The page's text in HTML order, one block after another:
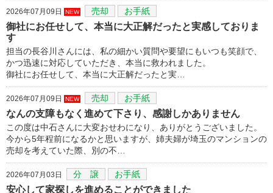
2026年07月09日 NEW 売却 お手紙
御社にお任せして、本当に大正解だったと実感しておりま
す
担当の長谷川さんには、私の細かい質問や要望にもいつも笑顔で、
かつ迅速に対応していただき、本当に救われました。
御社にお任せして、本当に大正解だったと実…
2026年07月09日 NEW 売却 お手紙
なんの支障もなく進めて下さり、感謝しかありません
この度は中石さんに大変おせわになり、ありがとうございました。
今から5年程前になるかと思いますが、姉夫婦が埼玉のマンションの
売却を考えていた際、別の不…
2026年07月03日 分 譲 お手紙
安心して家探しを進めることができました